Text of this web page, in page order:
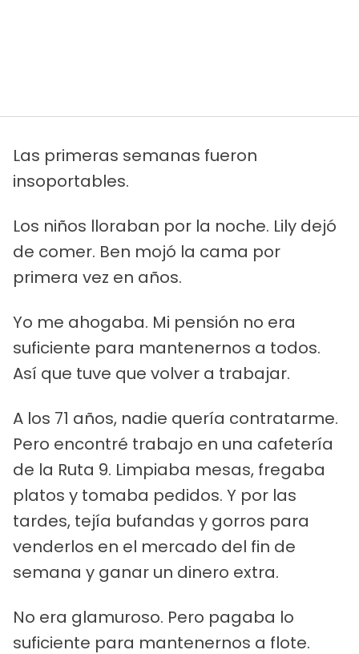
Las primeras semanas fueron
insoportables.
Los niños lloraban por la noche. Lily dejó
de comer. Ben mojó la cama por
primera vez en años.
Yo me ahogaba. Mi pensión no era
suficiente para mantenernos a todos.
Así que tuve que volver a trabajar.
A los 71 años, nadie quería contratarme.
Pero encontré trabajo en una cafetería
de la Ruta 9. Limpiaba mesas, fregaba
platos y tomaba pedidos. Y por las
tardes, tejía bufandas y gorros para
venderlos en el mercado del fin de
semana y ganar un dinero extra.
No era glamuroso. Pero pagaba lo
suficiente para mantenernos a flote.